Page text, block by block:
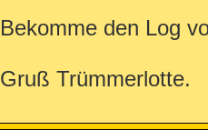
Bekomme den Log
Gruß Trümmerlotte.